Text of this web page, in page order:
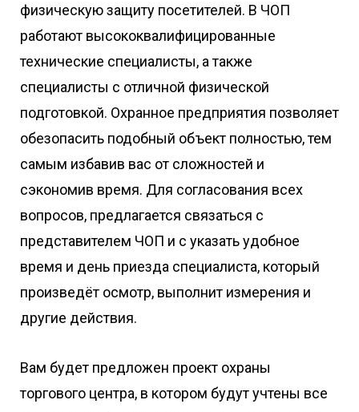
физическую защиту посетителей. В ЧОП
работают высококвалифицированные
технические специалисты, а также
специалисты с отличной физической
подготовкой. Охранное предприятия позволяет
обезопасить подобный объект полностью, тем
самым избавив вас от сложностей и
сэкономив время. Для согласования всех
вопросов, предлагается связаться с
представителем ЧОП и с указать удобное
время и день приезда специалиста, который
произведёт осмотр, выполнит измерения и
другие действия.
Вам будет предложен проект охраны
торгового центра, в котором будут учтены все